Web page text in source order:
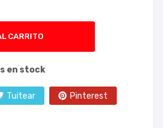
CARRITO
en stock
Tuitear Pinterest